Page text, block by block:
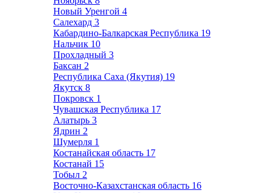
Новый Уренгой 4
Салехард 3
Кабардино-Балкарская Республика 19
Нальчик 10
Прохладный 3
Баксан 2
Республика Саха (Якутия) 19
Якутск 8
Покровск 1
Чувашская Республика 17
Алатырь 3
Ядрин 2
Шумерля 1
Костанайская область 17
Костанай 15
Тобыл 2
Восточно-Казахстанская область 16